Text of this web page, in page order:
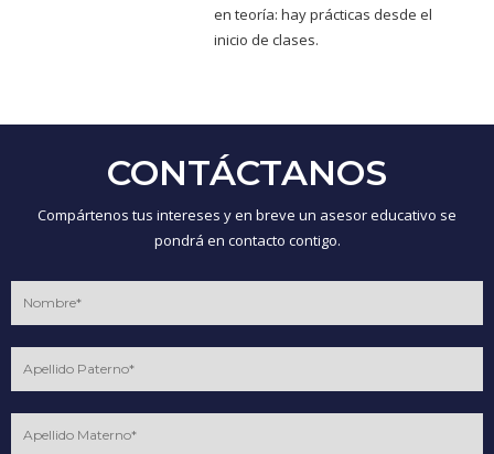
en teoría: hay prácticas desde el
inicio de clases.
CONTÁCTANOS
Compártenos tus intereses y en breve un asesor educativo se
pondrá en contacto contigo.